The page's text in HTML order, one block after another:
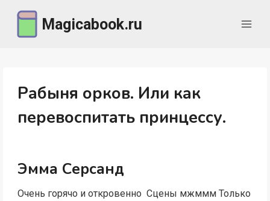
содержимому
Magicabook.ru
Рабыня орков. Или как
перевоспитать принцессу.
Эмма Серсанд
Очень горячо и откровенно Сцены мжммм Только